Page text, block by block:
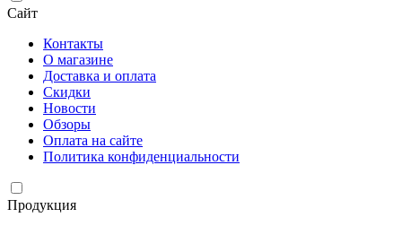
Сайт
Контакты
О магазине
Доставка и оплата
Скидки
Новости
Обзоры
Оплата на сайте
Политика конфиденциальности
Продукция